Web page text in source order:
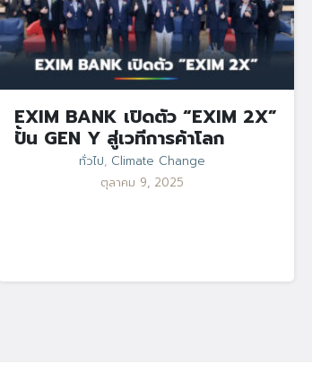
EXIM BANK เปิดตัว “EXIM 2X”
ปั้น GEN Y สู่เวทีการค้าโลก
ทั่วไป, Climate Change
ตุลาคม 9, 2025